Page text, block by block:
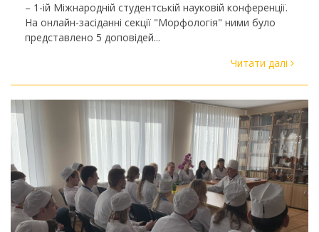
– 1-ій Міжнародній студентській науковій конференції.
На онлайн-засіданні секції "Морфологія" ними було
представлено 5 доповідей...
Читати далі